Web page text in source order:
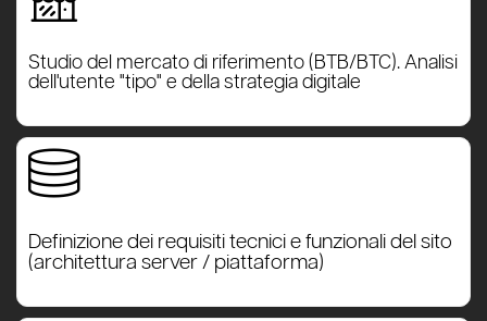
Studio del mercato di riferimento (BTB/BTC). Analisi
dell'utente "tipo" e della strategia digitale
Definizione dei requisiti tecnici e funzionali del sito
(architettura server / piattaforma)